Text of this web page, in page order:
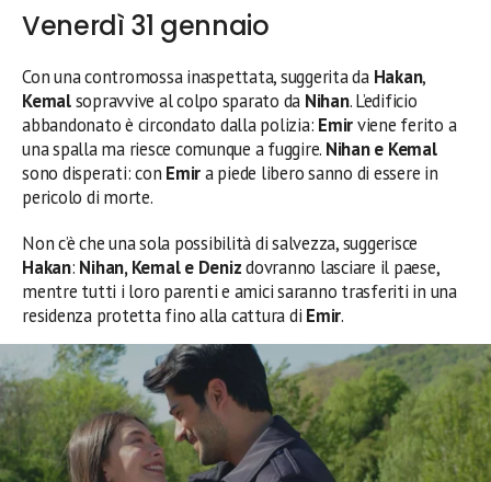
Venerdì 31 gennaio
Con una contromossa inaspettata, suggerita da Hakan,
Kemalsopravvive al colpo sparato da Nihan. L’edificio
abbandonato è circondato dalla polizia: Emirviene ferito a
una spalla ma riesce comunque a fuggire. Nihan e Kemal
sono disperati: con Emira piede libero sanno di essere in
pericolo di morte.
Non c’è che una sola possibilità di salvezza, suggerisce
Hakan: Nihan, Kemal e Denizdovranno lasciare il paese,
mentre tutti i loro parenti e amici saranno trasferiti in una
residenza protetta fino alla cattura di Emir.